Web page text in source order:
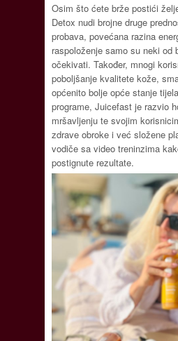
Osim što ćete brže postići
Detox nudi brojne druge
probava, povećana razina
raspoloženje samo su neki od
očekivati. Također, mnogi
poboljšanje kvalitete kože,
općenito bolje opće stanje
programe, Juicefast je razvio
mršavljenju te svojim
zdrave obroke i već složene
vodiče sa video treninzima
postignute rezultate.